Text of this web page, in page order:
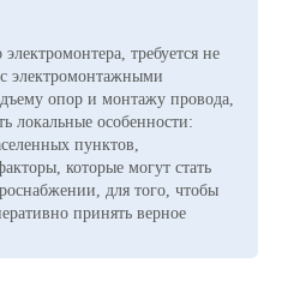
требуется не
электромонтажными
опор и монтажу провода,
локальные особенности:
пунктов,
которые могут стать
для того, чтобы
принять верное